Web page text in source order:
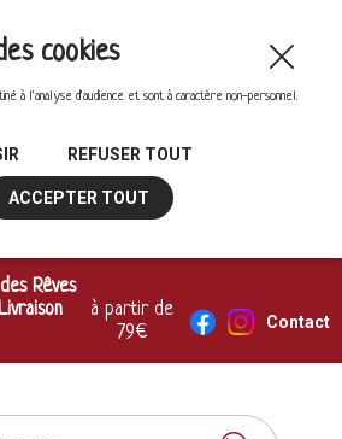
Rêves
à partir de
79€
Contact
cookies
à l'analyse d'audience et sont à caractère non-personnel.
REFUSER TOUT
ACCEPTER TOUT